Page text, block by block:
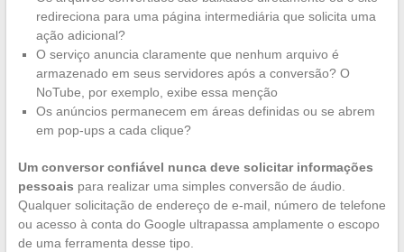
redireciona para uma página intermediária que solicita uma
ação adicional?
O serviço anuncia claramente que nenhum arquivo é
armazenado em seus servidores após a conversão? O
NoTube, por exemplo, exibe essa menção
Os anúncios permanecem em áreas definidas ou se abrem
em pop-ups a cada clique?
Um conversor confiável nunca deve solicitar informações
pessoais para realizar uma simples conversão de áudio.
Qualquer solicitação de endereço de e-mail, número de telefone
ou acesso à conta do Google ultrapassa amplamente o escopo
de uma ferramenta desse tipo.